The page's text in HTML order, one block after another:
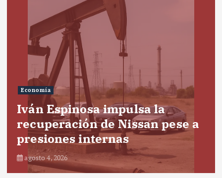
Economía
Iván Espinosa impulsa la
recuperación de Nissan pese a
presiones internas
agosto 4, 2026